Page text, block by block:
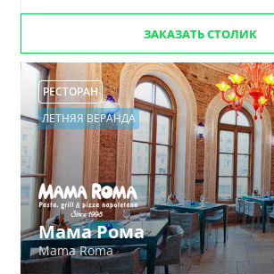
ЗАКАЗАТЬ СТОЛИК
РЕСТОРАН
ЛЕТНЯЯ ВЕРАНДА
Мама Рома
Mama Roma